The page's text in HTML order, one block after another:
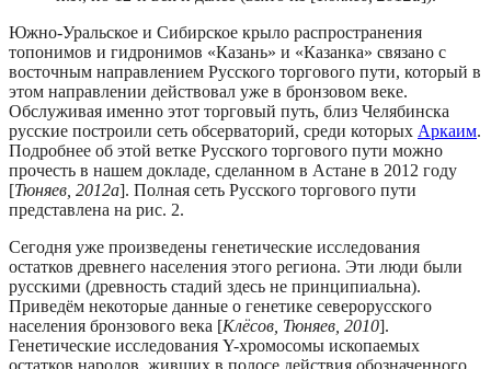
Южно-Уральское и Сибирское крыло распространения
топонимов и гидронимов «Казань» и «Казанка» связано с
восточным направлением Русского торгового пути, который в
этом направлении действовал уже в бронзовом веке.
Обслуживая именно этот торговый путь, близ Челябинска
русские построили сеть обсерваторий, среди которых Аркаим.
Подробнее об этой ветке Русского торгового пути можно
прочесть в нашем докладе, сделанном в Астане в 2012 году
[Тюняев, 2012a]. Полная сеть Русского торгового пути
представлена на рис. 2.
Сегодня уже произведены генетические исследования
остатков древнего населения этого региона. Эти люди были
русскими (древность стадий здесь не принципиальна).
Приведём некоторые данные о генетике северорусского
населения бронзового века [Клёсов, Тюняев, 2010].
Генетические исследования Y-хромосомы ископаемых
остатков народов, живших в полосе действия обозначенного